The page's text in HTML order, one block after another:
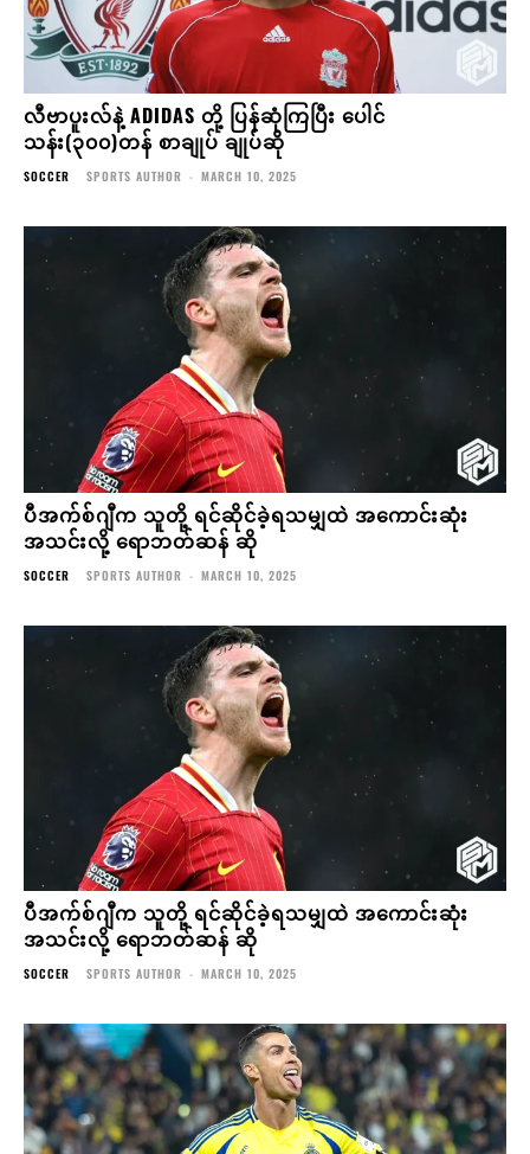
လီဗာပူးလ်နဲ့ ADIDAS တို့ ပြန်ဆုံကြပြီး ပေါင်
သန်း(၃၀၀)တန် စာချုပ် ချုပ်ဆို
SOCCER SPORTS AUTHOR - MARCH 10, 2025
ပီအက်စ်ဂျီက သူတို့ ရင်ဆိုင်ခဲ့ရသမျှထဲ အကောင်းဆုံး
အသင်းလို့ ရောဘတ်ဆန် ဆို
SOCCER SPORTS AUTHOR - MARCH 10, 2025
ပီအက်စ်ဂျီက သူတို့ ရင်ဆိုင်ခဲ့ရသမျှထဲ အကောင်းဆုံး
အသင်းလို့ ရောဘတ်ဆန် ဆို
SOCCER SPORTS AUTHOR - MARCH 10, 2025